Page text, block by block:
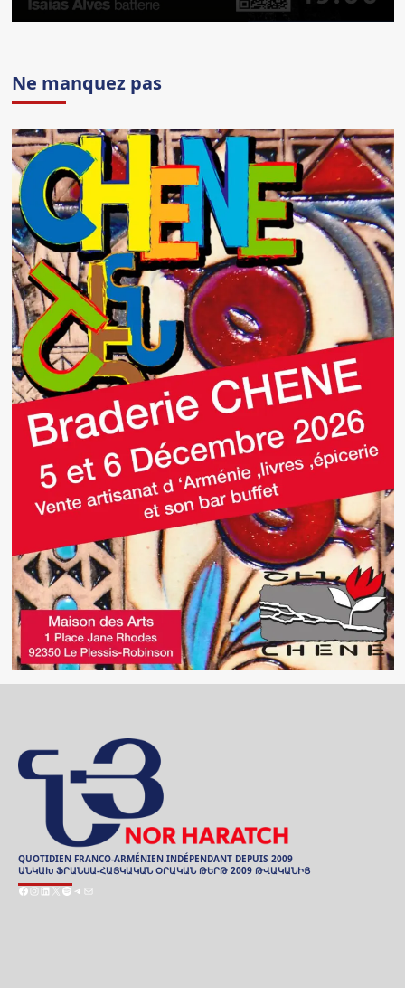
Ne manquez pas
QUOTIDIEN FRANCO-ARMÉNIEN INDÉPENDANT DEPUIS 2009
ԱՆԿԱԽ ՖՐԱՆՍԱ-ՀԱՅԿԱԿԱՆ ՕՐԱԿԱՆ ԹԵՐԹ 2009 ԹՎԱԿԱՆԻՑ
Facebook
Instagram
LinkedIn
X SpotifyTelegram